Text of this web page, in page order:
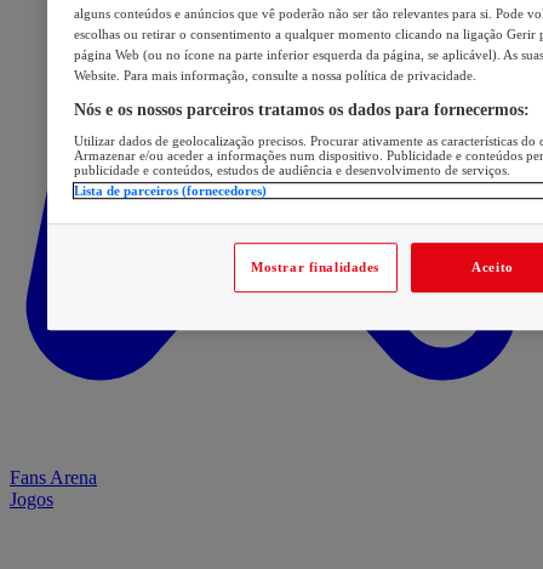
Fans Arena
Jogos
alguns conteúdos e anúncios que vê poderão não ser tão relevantes para si. Pode
escolhas ou retirar o consentimento a qualquer momento clicando na ligação Gerir
página Web (ou no ícone na parte inferior esquerda da página, se aplicável). As
Website. Para mais informação, consulte a nossa política de privacidade.
Nós e os nossos parceiros tratamos os dados para fornecermos:
Utilizar dados de geolocalização precisos. Procurar ativamente as características
Armazenar e/ou aceder a informações num dispositivo. Publicidade e conteúdos
publicidade e conteúdos, estudos de audiência e desenvolvimento de serviços.
Lista de parceiros (fornecedores)
Mostrar finalidades Aceito